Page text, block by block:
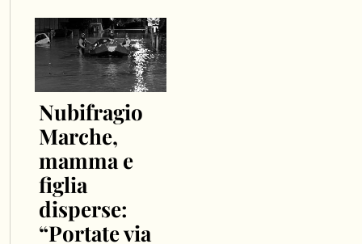
Nubifragio
Marche,
mamma e
figlia
disperse:
“Portate via